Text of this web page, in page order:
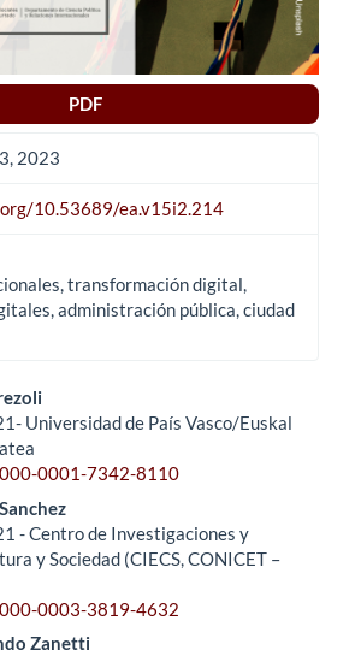
PDF
2023
10.53689/ea.v15i2.214
transformación digital,
administración pública, ciudad
Universidad de País Vasco/Euskal
0001-7342-8110
- Centro de Investigaciones y
y Sociedad (CIECS, CONICET –
0003-3819-4632
Zanetti